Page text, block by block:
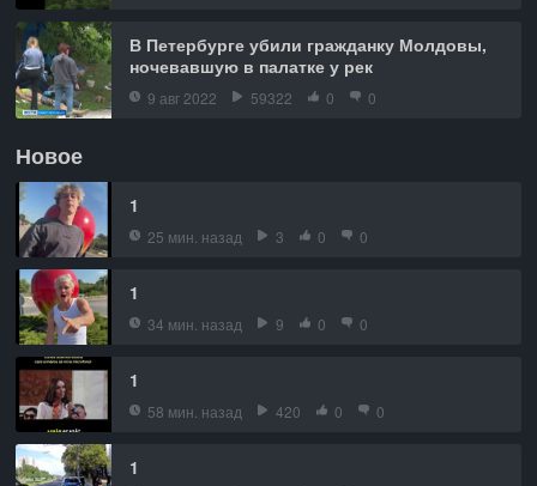
В Петербурге убили гражданку Молдовы,
ночевавшую в палатке у рек
9 авг 2022 59322 0 0
Новое
1
25 мин. назад 3 0 0
1
34 мин. назад 9 0 0
1
58 мин. назад 420 0 0
1